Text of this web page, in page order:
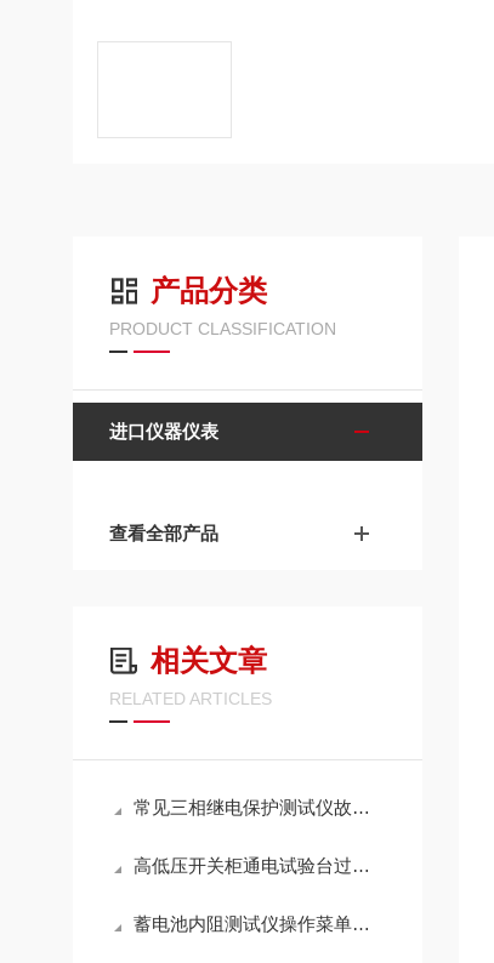
产品分类
PRODUCT CLASSIFICATION
进口仪器仪表
查看全部产品
相关文章
RELATED ARTICLES
常见三相继电保护测试仪故障及解决方法
高低压开关柜通电试验台过电压试验试验步骤
蓄电池内阻测试仪操作菜单功能说明